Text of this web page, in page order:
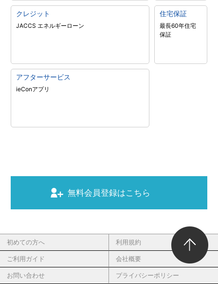
クレジット
JACCS エネルギーローン
住宅保証
最長60年住宅
保証
アフターサービス
ieConアプリ
無料会員登録はこちら
初めての方へ 利用規約
ご利用ガイド 会社概要
お問い合わせ プライバシーポリシー